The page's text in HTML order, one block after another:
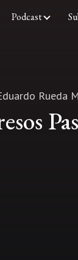
Podcast
Rueda